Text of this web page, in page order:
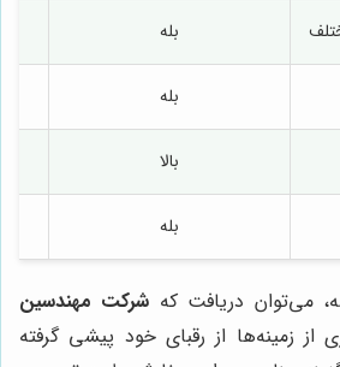
بله
بله
بالا
بله
می‌توان دریافت که شرکت مهندسین
از زمینه‌ها از رقبای خود پیشی گرفته